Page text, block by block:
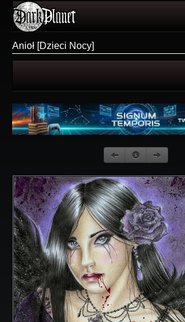
Użytkownicy
Galeria
Forum
Login
Anioł [Dzieci Nocy]
Galerie użytkownika